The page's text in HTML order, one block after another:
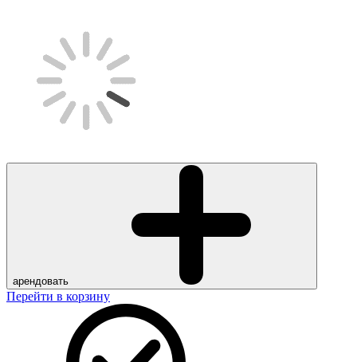
арендовать
Перейти в корзину